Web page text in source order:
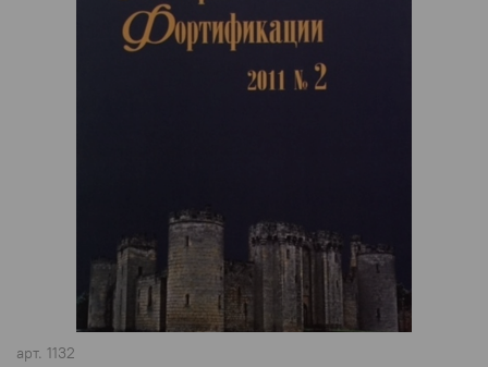
арт. 1132